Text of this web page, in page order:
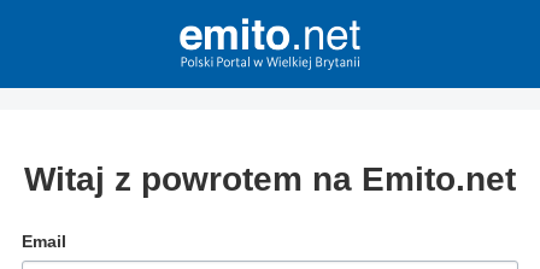
Witaj z powrotem na Emito.net
Email